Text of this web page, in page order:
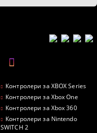
Контролери за XBOX Series
Контролери за Xbox One
Контролери за Xbox 360
Контролери за Nintendo
SWITCH 2